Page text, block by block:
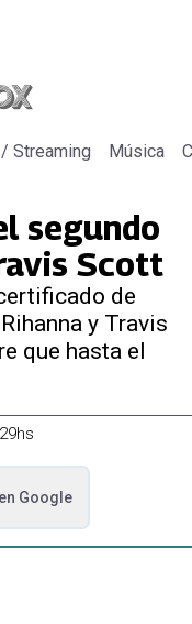
Streaming Música
segundo
Scott
de
y Travis
que hasta el
Google